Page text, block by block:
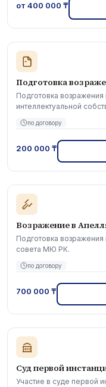
от 400 000 ₸
Подготовка
Подготовка
интеллектуальной
по договору
200 000 ₸
Возражение в
Подготовка возражения
совета МЮ РК.
по договору
700 000 ₸
Суд первой
Участие в суде первой